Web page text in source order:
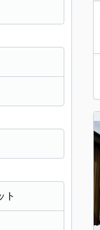
ト